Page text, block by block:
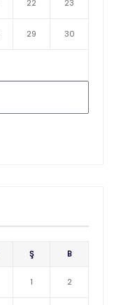
22 23
29 30
Ş B
1 2